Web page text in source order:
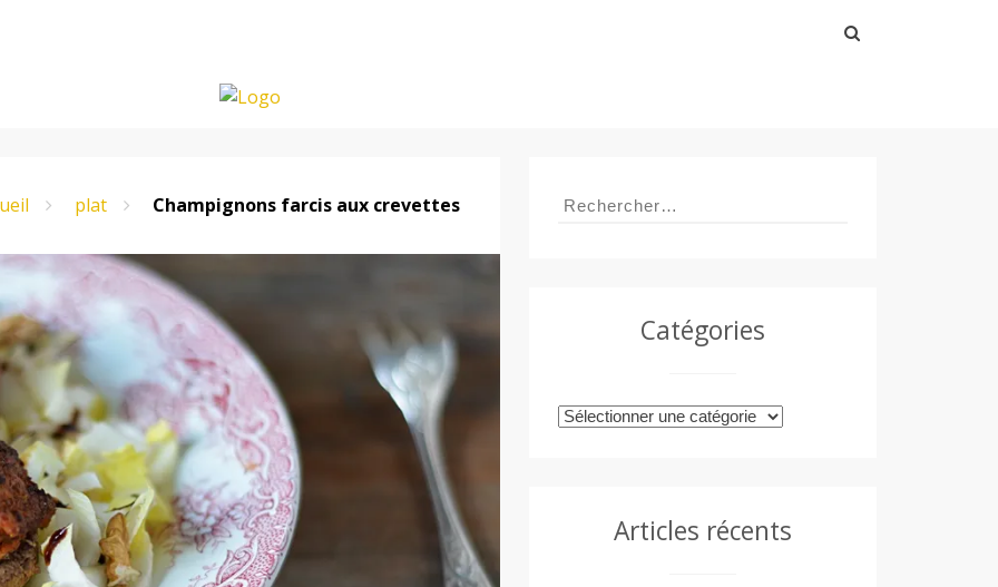
plat Champignons farcis aux crevettes Rechercher :
Catégories
Catégories
Articles récents